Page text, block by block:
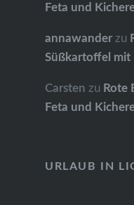
Feta und
annawanderzu
Süßkartoffel mit
Carsten zu Rote
Feta und
URLAUB IN